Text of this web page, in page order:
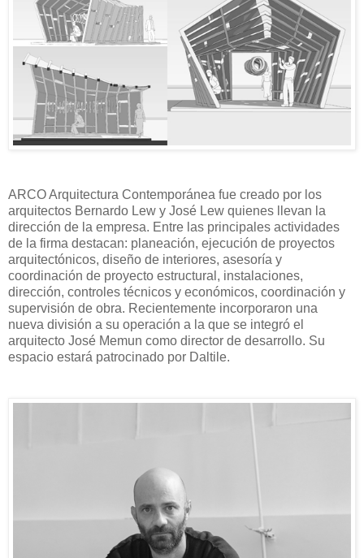
ARCO Arquitectura Contemporánea fue creado por los
arquitectos Bernardo Lew y José Lew quienes llevan la
dirección de la empresa. Entre las principales actividades
de la firma destacan: planeación, ejecución de proyectos
arquitectónicos, diseño de interiores, asesoría y
coordinación de proyecto estructural, instalaciones,
dirección, controles técnicos y económicos, coordinación y
supervisión de obra. Recientemente incorporaron una
nueva división a su operación a la que se integró el
arquitecto José Memun como director de desarrollo. Su
espacio estará patrocinado por Daltile.